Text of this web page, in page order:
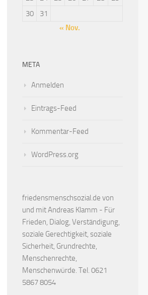
30
31
« Nov.
META
Anmelden
Eintrags-Feed
Kommentar-Feed
WordPress.org
friedensmenschsozial.de von
und mit Andreas Klamm - Für
Frieden, Dialog, Verständigung,
soziale Gerechtigkeit, soziale
Sicherheit, Grundrechte,
Menschenrechte,
Menschenwürde. Tel. 0621
5867 8054